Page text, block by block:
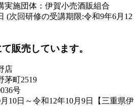
実施団体：伊賀小売酒販組合
(次回研修の受講期限:令和9年6月12
販売しています。
店
茅町2519
号
10日～令和12年10月9日【三重県伊